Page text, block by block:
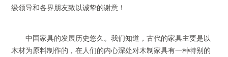
级领导和各界朋友致以诚挚的谢意！
中国家具的发展历史悠久。我们知道，古代的家具主要是以
木材为原料制作的，在人们的内心深处对木制家具有一种特别的